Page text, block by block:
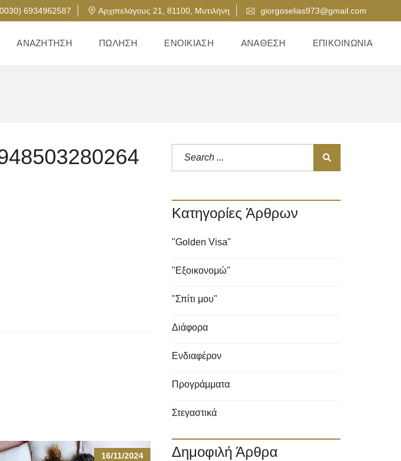
6934962587 Αρχιπελάγους 21, 81100, Μυτιλήνη giorgoselias973@gmail.com
ΑΝΑΖΉΤΗΣΗ ΠΏΛΗΣΗ ΕΝΟΙΚΊΑΣΗ ΑΝΆΘΕΣΗ ΕΠΙΚΟΙΝΩΝΊΑ
16/11/2024
Κατηγορίες Άρθρων
"Golden Visa"
"Εξοικονομώ"
"Σπίτι μου"
Διάφορα
Ενδιαφέρον
Προγράμματα
Στεγαστικά
Δημοφιλή Άρθρα